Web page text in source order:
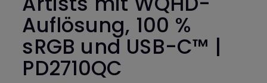
Auflösung, 100 %
sRGB und USB-C™ |
PD2710QC